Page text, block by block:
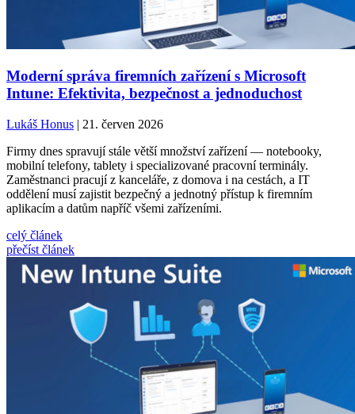
Moderní správa firemních zařízení s Microsoft
Intune: Efektivita, bezpečnost a jednoduchost
Lukáš Honus | 21. červen 2026
Firmy dnes spravují stále větší množství zařízení — notebooky,
mobilní telefony, tablety i specializované pracovní terminály.
Zaměstnanci pracují z kanceláře, z domova i na cestách, a IT
oddělení musí zajistit bezpečný a jednotný přístup k firemním
aplikacím a datům napříč všemi zařízeními.
celý článek
přečíst článek